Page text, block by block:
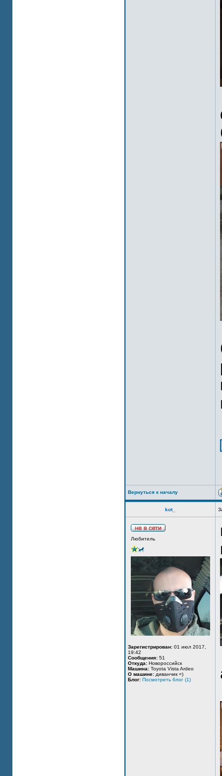
Вернуться к началу
kot_
Любитель
Зарегистрирован: 01 июл 2017,
19:42
Сообщения: 51
Откуда: Новороссийск
Машина: Toyota Vista Ardeo
О машине: диванчик =)
Блог: Посмотреть блог (1)